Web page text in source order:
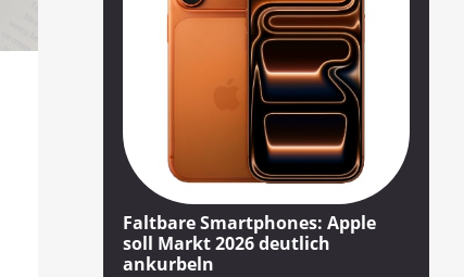
Faltbare Smartphones: Apple
soll Markt 2026 deutlich
ankurbeln